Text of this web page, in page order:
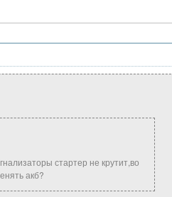
стартер не крутит,во
акб?